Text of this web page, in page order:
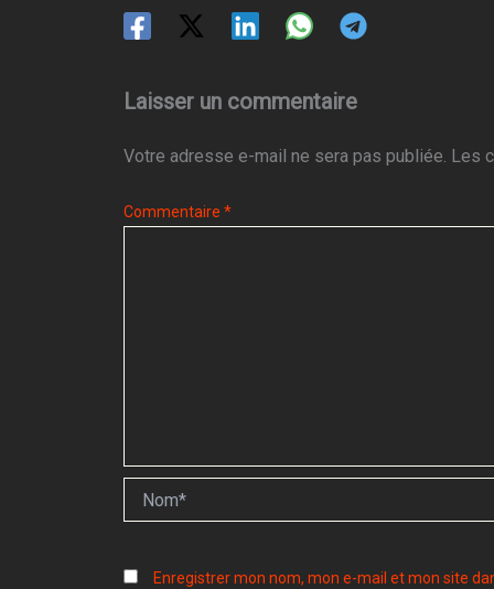
Laisser un commentaire
Votre adresse e-mail ne sera pas publiée. Les
Commentaire *
Enregistrer mon nom, mon e-mail et mon site